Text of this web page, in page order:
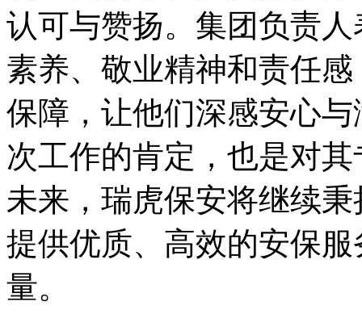
认可与赞扬。集团负责
素养、敬业精神和责任
保障，让他们深感安心
次工作的肯定，也是对
未来，瑞虎保安将继续
提供优质、高效的安保
量。